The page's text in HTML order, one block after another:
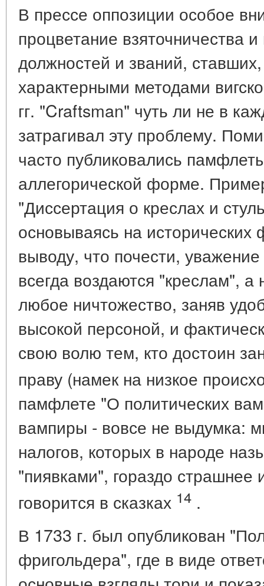
В прессе оппозиции особое
процветание взяточничества
должностей и званий,
характерными методами
гг. "Craftsman" чуть ли не в
затрагивал эту проблему.
часто публиковались
аллегорической форме.
"Диссертация о креслах и
основываясь на исторических
выводу, что почести,
всегда воздаются "креслам",
любое ничтожество, заняв
высокой персоной, и
свою волю тем, кто достоин
праву (намек на низкое
памфлете "О политических
вампиры - вовсе не выдумка:
налогов, которых в народе
"пиявками", гораздо страшнее
говорится в сказках 14 .
В 1733 г. был опубликован
фригольдера", где в виде